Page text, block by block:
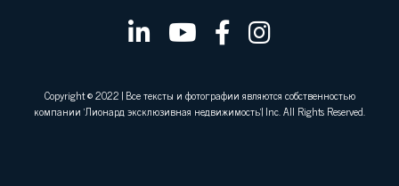
Copyright © 2022 | Все тексты и фотографии являются собственностью
компании 'Лионард эксклюзивная недвижимость'| Inc. All Rights Reserved.